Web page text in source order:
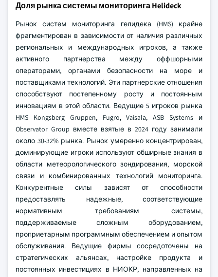
Доля рынка системы мониторинга Helideck
Рынок систем мониторинга гелидека (HMS) крайне
фрагментирован в зависимости от наличия различных
региональных и международных игроков, а также
активного партнерства между оффшорными
операторами, органами безопасности на море и
поставщиками технологий. Эти партнерские отношения
способствуют постепенному росту и постоянным
инновациям в этой области. Ведущие 5 игроков рынка
HMS Kongsberg Gruppen, Fugro, Vaisala, ASB Systems и
Observator Group вместе взятые в 2024 году занимали
около 30-32% рынка. Рынок умеренно концентрирован,
доминирующие игроки используют обширные знания в
области метеорологического зондирования, морской
связи и комбинированных технологий мониторинга.
Конкурентные силы зависят от способности
предоставлять надежные, соответствующие
нормативным требованиям системы,
поддерживаемые сложным оборудованием,
проприетарным программным обеспечением и опытом
обслуживания. Ведущие фирмы сосредоточены на
стратегических альянсах, настройке продукта и
постоянных инвестициях в НИОКР, направленных на